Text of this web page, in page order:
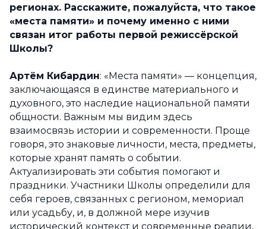
регионах. Расскажите, пожалуйста, что такое
«места памяти» и почему именно с ними
связан итог работы первой режиссёрской
Школы?
Артём Кибардин: «Места памяти» — концепция,
заключающаяся в единстве материального и
духовного, это наследие национальной памяти
общности. Важным мы видим здесь
взаимосвязь истории и современности. Проще
говоря, это знаковые личности, места, предметы,
которые хранят память о событии.
Актуализировать эти события помогают и
праздники. Участники Школы определили для
себя героев, связанных с регионом, мемориал
или усадьбу, и, в должной мере изучив
исторический контекст и современные реалии,